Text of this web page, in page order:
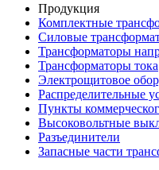
Продукция
Комплектные
Силовые
Трансформаторы
Трансформаторы тока
Электрощитовое
Распределительные
Пункты
Высоковольтные
Разъединители
Запасные части